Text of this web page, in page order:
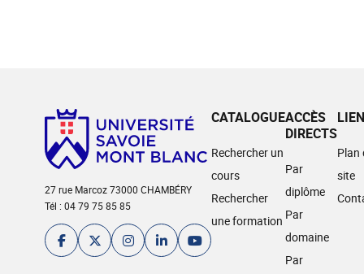
27 rue Marcoz 73000 CHAMBÉRY
Tél : 04 79 75 85 85
CATALOGUE
Rechercher un
cours
Rechercher
une formation
ACCÈS
DIRECTS
Par
diplôme
Par
domaine
Par
Plan
site